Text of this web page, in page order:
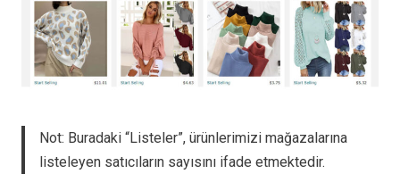
Not: Buradaki “Listeler”, ürünlerimizi mağazalarına
listeleyen satıcıların sayısını ifade etmektedir.